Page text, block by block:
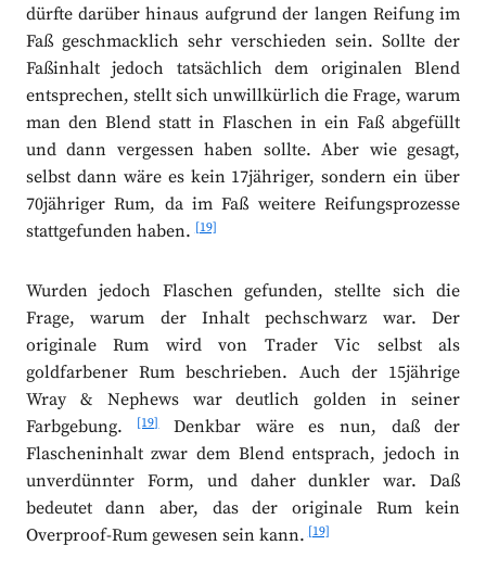
dürfte darüber hinaus aufgrund der langen Reifung im
Faß geschmacklich sehr verschieden sein. Sollte der
Faßinhalt jedoch tatsächlich dem originalen Blend
entsprechen, stellt sich unwillkürlich die Frage, warum
man den Blend statt in Flaschen in ein Faß abgefüllt
und dann vergessen haben sollte. Aber wie gesagt,
selbst dann wäre es kein 17jähriger, sondern ein über
70jähriger Rum, da im Faß weitere Reifungsprozesse
stattgefunden haben.[19]
Wurden jedoch Flaschen gefunden, stellte sich die
Frage, warum der Inhalt pechschwarz war. Der
originale Rum wird von Trader Vic selbst als
goldfarbener Rum beschrieben. Auch der 15jährige
Wray & Nephews war deutlich golden in seiner
Farbgebung.
[19]Denkbar wäre es nun, daß der
Flascheninhalt zwar dem Blend entsprach, jedoch in
unverdünnter Form, und daher dunkler war. Daß
bedeutet dann aber, das der originale Rum kein
Overproof-Rum gewesen sein kann. [19]